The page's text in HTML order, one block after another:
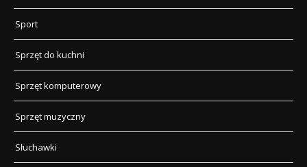
Sport
Sprzęt do kuchni
Sprzęt komputerowy
Sprzęt muzyczny
Słuchawki